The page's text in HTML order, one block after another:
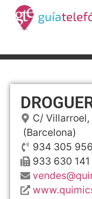
C/ Villarroel,
(Barcelona)
934 305 956
933 630 141